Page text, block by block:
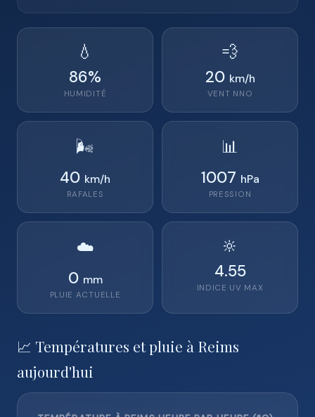
💧
86%
HUMIDITÉ
💨
20 km/h
VENT NNO
🌬️
40 km/h
RAFALES
📊
1007 hPa
PRESSION
☁️
0 mm
PLUIE ACTUELLE
🔆
4.55
INDICE UV MAX
📈 Températures et pluie à Reims
aujourd'hui